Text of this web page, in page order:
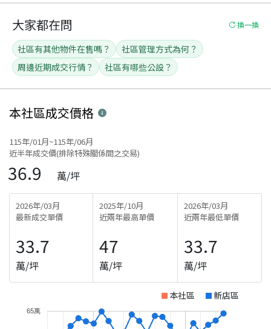
大家都在問 換一換
社區有其他物件在售嗎？
社區管理方式為何？
周邊近期成交行情？
社區有哪些公設？
本社區成交價格
115年/01月~115年/06月
近半年成交價(排除特殊關係間之交易)
36.9 萬/坪
2026年/03月
最新成交單價
33.7
萬/坪
2025年/10月
近兩年最高單價
47
萬/坪
2026年/03月
近兩年最低單價
33.7
萬/坪
本社區 新店區
65萬